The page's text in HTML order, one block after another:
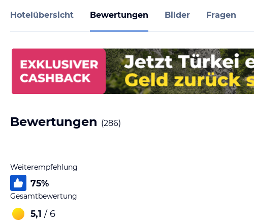
Hotelübersicht Bewertungen Bilder Fragen
Bewertungen (286)
Weiterempfehlung
75%
Gesamtbewertung
5,1 / 6